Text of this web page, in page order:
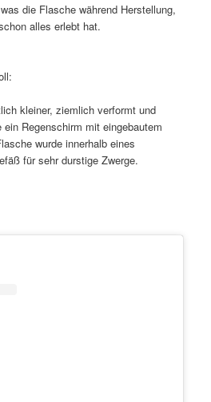
die Flasche während Herstellung,
alles erlebt hat.
kleiner, ziemlich verformt und
Regenschirm mit eingebautem
wurde innerhalb eines
für sehr durstige Zwerge.